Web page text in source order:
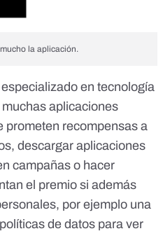
la aplicación.
en tecnología
aplicaciones
prometen recompensas a
descargar aplicaciones
campañas o hacer
el premio si además
por ejemplo una
de datos para ver